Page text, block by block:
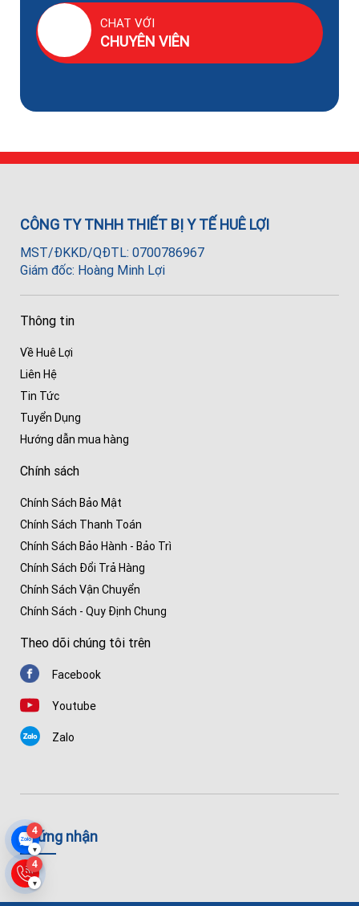
CHAT VỚI
CHUYÊN VIÊN
4
▾
4
▾
MST/ĐKKD/QĐTL: 0700786967
Giám đốc: Hoàng Minh Lợi
Thông tin
Về Huê Lợi
Tin Tức
Tuyển Dụng
Hướng dẫn mua hàng
Chính sách
Chính Sách Bảo Mật
Chính Sách Thanh Toán
Chính Sách Đổi Trả Hàng
Chính Sách Vận Chuyển